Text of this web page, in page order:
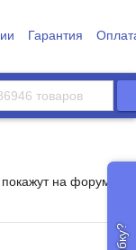
Гарантия
покажут на форуме